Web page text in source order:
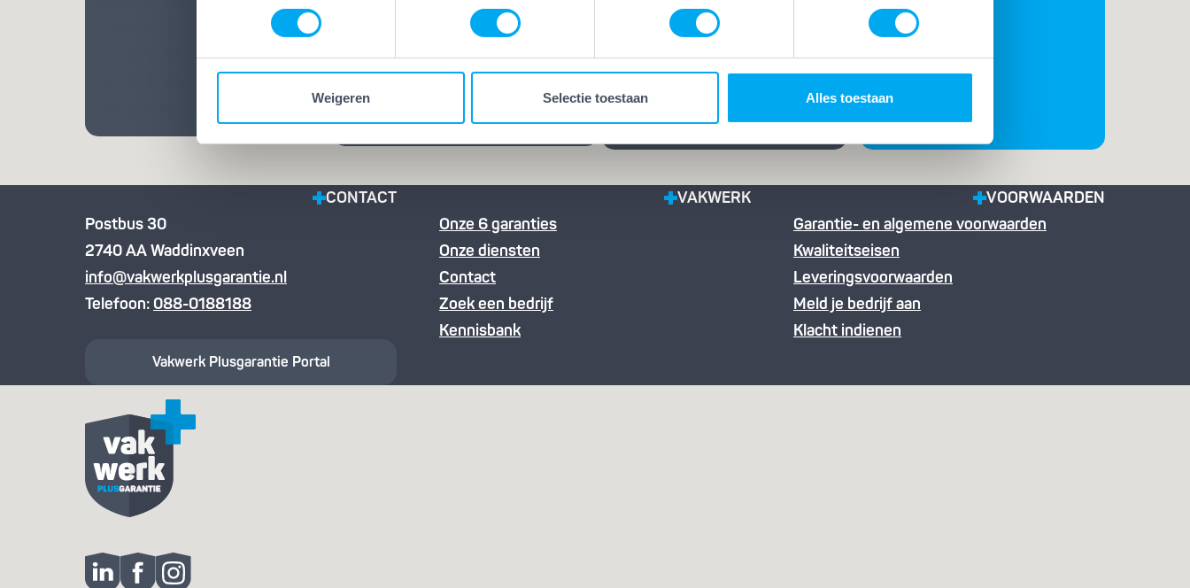
Weigeren Selectie toestaan Alles toestaan
Plus-bedrijven ben je extra
goed verzekerd. Dankzij een
mensen die hun vak verstaan.
Opgeleid, gecertificeerd en/of
vele jaren praktijkervaring. Geen
praatjes, maar bewezen
vakmanschap.
jarenlange garantie op het
werk kies je voor rust en
zekerheid. Want goed werk
blijft goed, ook lang nadat de
klus is afgerond.
CONTACT
Postbus 30
2740 AA Waddinxveen
info@vakwerkplusgarantie.nl
Telefoon: 088-0188188
Vakwerk Plusgarantie Portal
VAKWERK
Onze 6 garanties
Onze diensten
Contact
Zoek een bedrijf
Kennisbank
VOORWAARDEN
Garantie- en algemene voorwaarden
Kwaliteitseisen
Leveringsvoorwaarden
Meld je bedrijf aan
Klacht indienen